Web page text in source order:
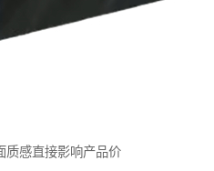
质感直接影响产品价